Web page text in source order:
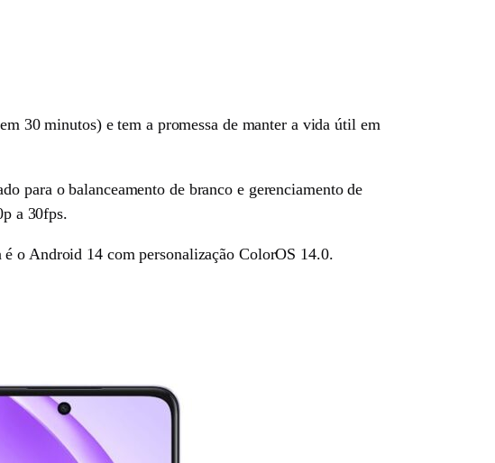
30 minutos) e tem a promessa de manter a vida útil em
para o balanceamento de branco e gerenciamento de
a 30fps.
o Android 14 com personalização ColorOS 14.0.